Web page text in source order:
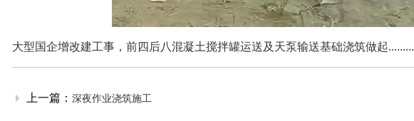
大型国企增改建工事，前四后八混凝土搅拌罐运送及天泵输送基础浇筑做起.........
上一篇： 深夜作业浇筑施工